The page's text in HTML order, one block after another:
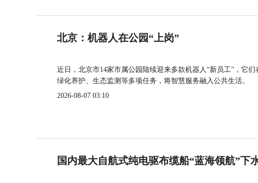
北京：机器人在公园“上岗”
近日，北京市14家市属公园陆续迎来多款机器人“新员工”，它
绿化养护、生态监测等多项任务，将智慧服务融入公共生活。
2026-08-07 03:10
国内最大自航式纯电驱布缆船“蓝海领航”下